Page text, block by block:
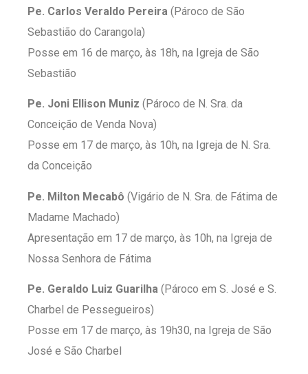
Pe. Carlos Veraldo Pereira (Pároco de São
Sebastião do Carangola)
Posse em 16 de março, às 18h, na Igreja de São
Sebastião
Pe. Joni Ellison Muniz (Pároco de N. Sra. da
Conceição de Venda Nova)
Posse em 17 de março, às 10h, na Igreja de N. Sra.
da Conceição
Pe. Milton Mecabô (Vigário de N. Sra. de Fátima de
Madame Machado)
Apresentação em 17 de março, às 10h, na Igreja de
Nossa Senhora de Fátima
Pe. Geraldo Luiz Guarilha (Pároco em S. José e S.
Charbel de Pessegueiros)
Posse em 17 de março, às 19h30, na Igreja de São
José e São Charbel